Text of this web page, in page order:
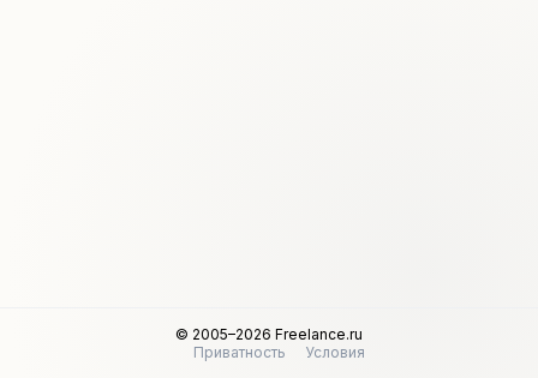
© 2005–2026 Freelance.ru
Приватность
Условия